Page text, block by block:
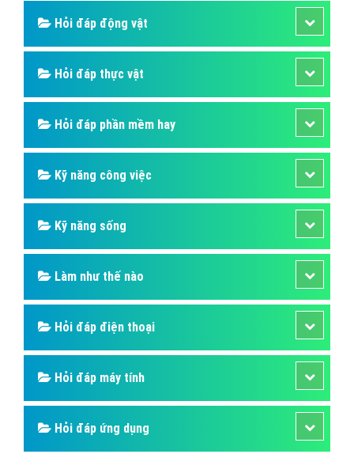
Hỏi đáp động vật
Hỏi đáp thực vật
Hỏi đáp phần mềm hay
Kỹ năng công việc
Kỹ năng sống
Làm như thế nào
Hỏi đáp điện thoại
Hỏi đáp máy tính
Hỏi đáp ứng dụng